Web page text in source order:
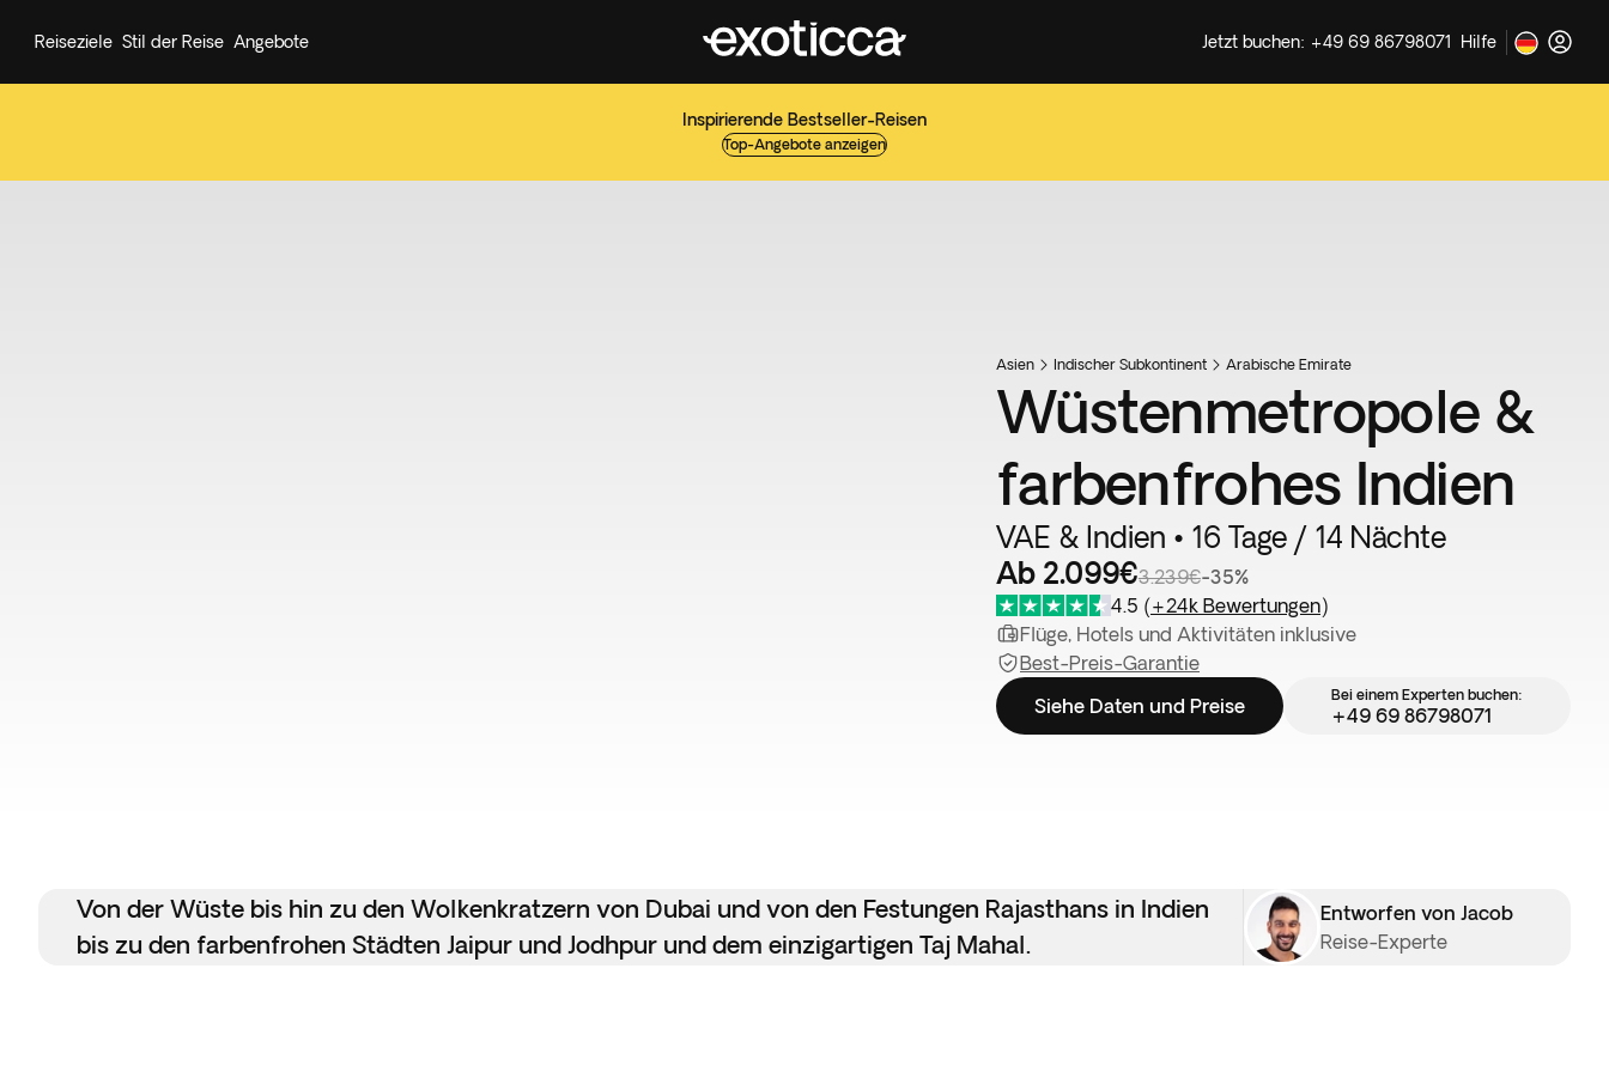
Inspirierende Bestseller-Reisen
Top-Angebote anzeigen
Reiseziele Stil der Reise Angebote Jetzt buchen: +49 69 86798071 Hilfe
Asien Indischer Subkontinent Arabische Emirate
Wüstenmetropole &
farbenfrohes Indien
VAE & Indien • 16 Tage / 14 Nächte
Ab 2.099€3.239€-35%
4.5 (+24k Bewertungen)
Flüge, Hotels und Aktivitäten inklusive
Best-Preis-Garantie
Siehe Daten und Preise
Bei einem Experten buchen:
+49 69 86798071
Von der Wüste bis hin zu den Wolkenkratzern von Dubai und von den Festungen Rajasthans in Indien
bis zu den farbenfrohen Städten Jaipur und Jodhpur und dem einzigartigen Taj Mahal.
Entworfen von Jacob
Reise-Experte